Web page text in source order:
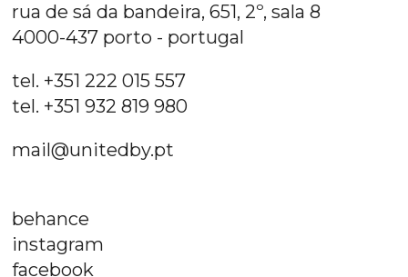
rua de sá da bandeira, 651, 2º, sala 8
4000-437 porto - portugal
tel. +351 222 015 557
tel. +351 932 819 980
mail@unitedby.pt
behance
instagram
facebook